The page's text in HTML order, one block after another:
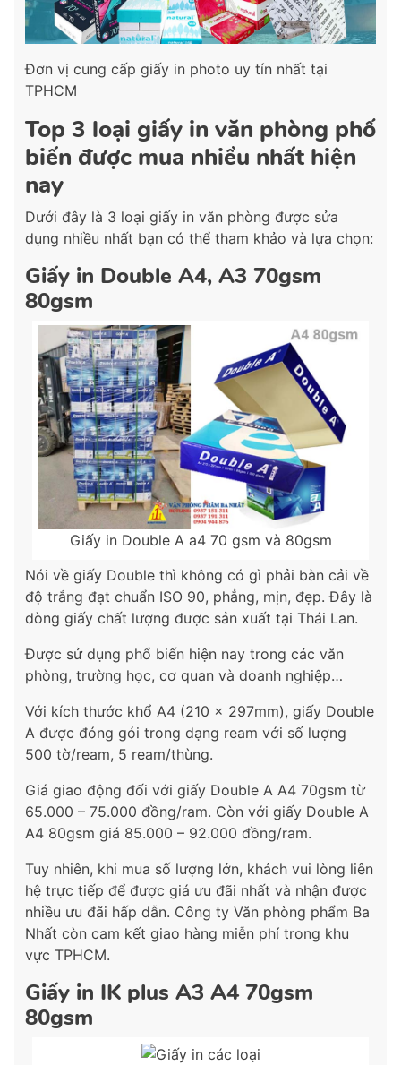
Đơn vị cung cấp giấy in photo uy tín nhất tại
TPHCM
Top 3 loại giấy in văn phòng phố
biến được mua nhiều nhất hiện
nay
Dưới đây là 3 loại giấy in văn phòng được sửa
dụng nhiều nhất bạn có thể tham khảo và lựa chọn:
Giấy in Double A4, A3 70gsm
80gsm
Giấy in Double A a4 70 gsm và 80gsm
Nói về giấy Double thì không có gì phải bàn cải về
độ trắng đạt chuẩn ISO 90, phẳng, mịn, đẹp. Đây là
dòng giấy chất lượng được sản xuất tại Thái Lan.
Được sử dụng phổ biến hiện nay trong các văn
phòng, trường học, cơ quan và doanh nghiệp…
Với kích thước khổ A4 (210 x 297mm), giấy Double
A được đóng gói trong dạng ream với số lượng
500 tờ/ream, 5 ream/thùng.
Giá giao động đối với giấy Double A A4 70gsm từ
65.000 – 75.000 đồng/ram. Còn với giấy Double A
A4 80gsm giá 85.000 – 92.000 đồng/ram.
Tuy nhiên, khi mua số lượng lớn, khách vui lòng liên
hệ trực tiếp để được giá ưu đãi nhất và nhận được
nhiều ưu đãi hấp dẫn. Công ty Văn phòng phẩm Ba
Nhất còn cam kết giao hàng miễn phí trong khu
vực TPHCM.
Giấy in IK plus A3 A4 70gsm
80gsm